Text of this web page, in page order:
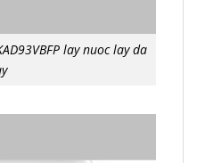
lay nuoc lay da